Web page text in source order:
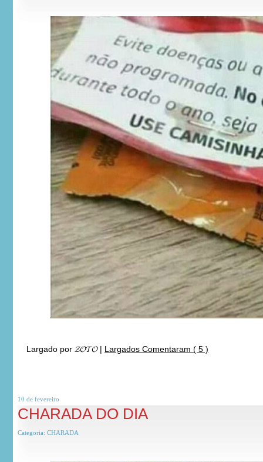
Largado por 𝓩𝓞𝓣𝓞| Largados Comentaram ( 5 )
10 de fevereiro
CHARADA DO DIA
Categoria: CHARADA